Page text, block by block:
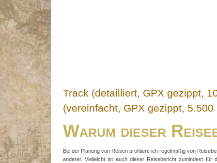
Track (detailliert, GPX gezippt,
(vereinfacht, GPX gezippt,
Warum dieser
Bei der Planung von Reisen profitiere ich regelmäßig von
anderer. Vielleicht ist auch dieser Reisebericht zumindest für